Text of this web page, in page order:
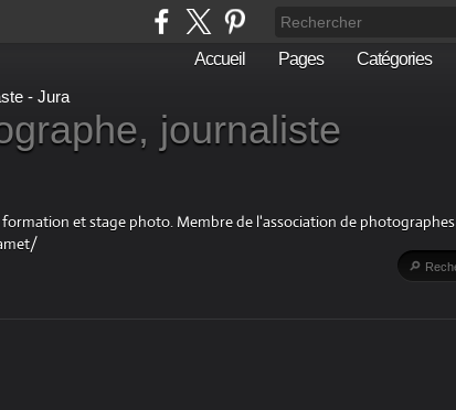
Accueil Pages Catégories
journaliste
et stage photo. Membre de l'association de photographes